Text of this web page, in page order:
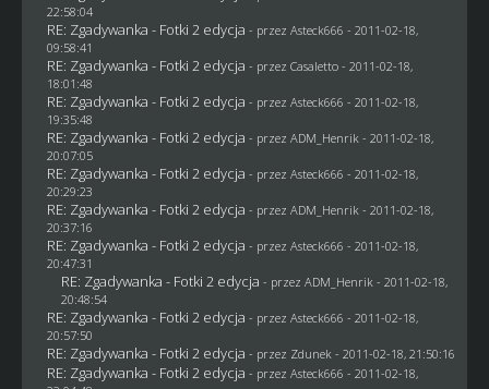
22:58:04
RE: Zgadywanka - Fotki 2 edycja - przez Asteck666 - 2011-02-18,
09:58:41
RE: Zgadywanka - Fotki 2 edycja - przez Casaletto- 2011-02-18,
18:01:48
RE: Zgadywanka - Fotki 2 edycja - przez Asteck666 - 2011-02-18,
19:35:48
RE: Zgadywanka - Fotki 2 edycja - przez ADM_Henrik - 2011-02-18,
20:07:05
RE: Zgadywanka - Fotki 2 edycja - przez Asteck666 - 2011-02-18,
20:29:23
RE: Zgadywanka - Fotki 2 edycja - przez ADM_Henrik - 2011-02-18,
20:37:16
RE: Zgadywanka - Fotki 2 edycja - przez Asteck666 - 2011-02-18,
20:47:31
RE: Zgadywanka - Fotki 2 edycja - przez ADM_Henrik - 2011-02-18,
20:48:54
RE: Zgadywanka - Fotki 2 edycja - przez Asteck666 - 2011-02-18,
20:57:50
RE: Zgadywanka - Fotki 2 edycja - przez Zdunek - 2011-02-18, 21:50:16
RE: Zgadywanka - Fotki 2 edycja - przez Asteck666 - 2011-02-18,